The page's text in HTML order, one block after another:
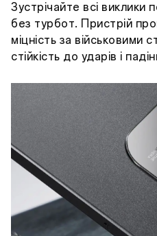
Зустрічайте всі виклики
без турбот. Пристрій
міцність за
стійкість до ударів і